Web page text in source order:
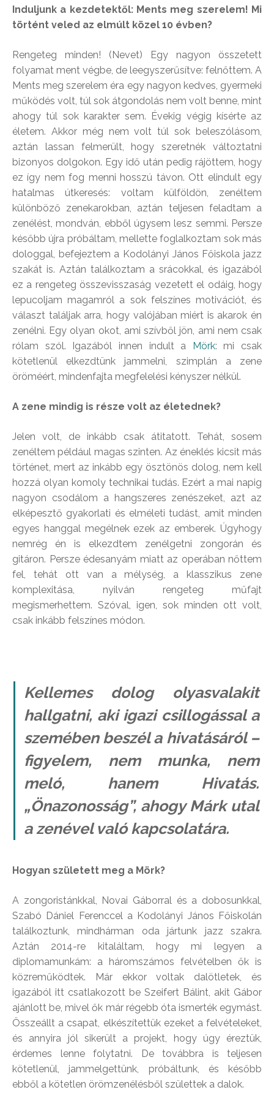
Induljunk a kezdetektől: Ments meg szerelem! Mi
történt veled az elmúlt közel 10 évben?
Rengeteg minden! (Nevet) Egy nagyon összetett
folyamat ment végbe, de leegyszerűsítve: felnőttem. A
Ments meg szerelem éra egy nagyon kedves, gyermeki
működés volt, túl sok átgondolás nem volt benne, mint
ahogy túl sok karakter sem. Évekig végig kísérte az
életem. Akkor még nem volt túl sok beleszólásom,
aztán lassan felmerült, hogy szeretnék változtatni
bizonyos dolgokon. Egy idő után pedig rájöttem, hogy
ez így nem fog menni hosszú távon. Ott elindult egy
hatalmas útkeresés: voltam külföldön, zenéltem
különböző zenekarokban, aztán teljesen feladtam a
zenélést, mondván, ebből úgysem lesz semmi. Persze
később újra próbáltam, mellette foglalkoztam sok más
dologgal, befejeztem a Kodolányi János Főiskola jazz
szakát is. Aztán találkoztam a srácokkal, és igazából
ez a rengeteg összevisszaság vezetett el odáig, hogy
lepucoljam magamról a sok felszínes motivációt, és
választ találjak arra, hogy valójában miért is akarok én
zenélni. Egy olyan okot, ami szívből jön, ami nem csak
rólam szól. Igazából innen indult a
Mörk: mi csak
kötetlenül elkezdtünk jammelni, szimplán a zene
öröméért, mindenfajta megfelelési kényszer nélkül.
A zene mindig is része volt az életednek?
Jelen volt, de inkább csak átitatott. Tehát, sosem
zenéltem például magas szinten. Az éneklés kicsit más
történet, mert az inkább egy ösztönös dolog, nem kell
hozzá olyan komoly technikai tudás. Ezért a mai napig
nagyon csodálom a hangszeres zenészeket, azt az
elképesztő gyakorlati és elméleti tudást, amit minden
egyes hanggal megélnek ezek az emberek. Úgyhogy
nemrég én is elkezdtem zenélgetni zongorán és
gitáron. Persze édesanyám miatt az operában nőttem
fel, tehát ott van a mélység, a klasszikus zene
komplexitása, nyilván rengeteg műfajt
megismerhettem. Szóval, igen, sok minden ott volt,
csak inkább felszínes módon.
Kellemes dolog olyasvalakit
hallgatni, aki igazi csillogással a
szemében beszél a hivatásáról –
figyelem, nem munka, nem
meló, hanem Hivatás.
„Önazonosság”, ahogy Márk utal
a zenével való kapcsolatára.
Hogyan született meg a Mörk?
A zongoristánkkal, Novai Gáborral és a dobosunkkal,
Szabó Dániel Ferenccel a Kodolányi János Főiskolán
találkoztunk, mindhárman oda jártunk jazz szakra.
Aztán 2014-re kitaláltam, hogy mi legyen a
diplomamunkám: a háromszámos felvételben ők is
közreműködtek. Már ekkor voltak dalötletek, és
igazából itt csatlakozott be Szeifert Bálint, akit Gábor
ajánlott be, mivel ők már régebb óta ismerték egymást.
Összeállt a csapat, elkészítettük ezeket a felvételeket,
és annyira jól sikerült a projekt, hogy úgy éreztük,
érdemes lenne folytatni. De továbbra is teljesen
kötetlenül, jammelgettünk, próbáltunk, és később
ebből a kötetlen örömzenélésből születtek a dalok.